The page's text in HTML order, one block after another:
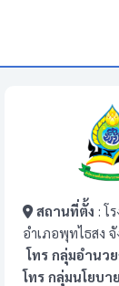
สถานที่ตั้ง : โ
อำเภอพุทไธสง
โทร กลุ่มอำนว
โทร กลุ่มนโยบ